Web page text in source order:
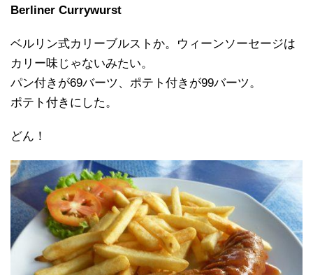
Berliner Currywurst
ベルリン式カリーブルストか。ウィーンソーセージは
カリー味じゃないみたい。
パン付きが69バーツ、ポテト付きが99バーツ。
ポテト付きにした。
どん！